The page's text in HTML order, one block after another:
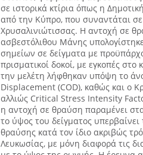
σε ιστορικά κτίρια όπως η
από την Κύπρο, που συναντάται σε
Χρυσαλινιώτισσας. Η αντοχή σε
ασβεστόλιθου Μάνης
σημείων σε δείγματα με
πρισματικοί δοκοί, με εγκοπές
την μελέτη λήφθηκαν υπόψη το
Displacement (COD), καθώς και ο
αλλιώς Critical Stress Intensity
η αντοχή σε θραύση παραμένει
το ύψος του δείγματος
θραύσης κατά τον ίδιο ακριβώς
Λευκωσίας, με μόνη διαφορά τις